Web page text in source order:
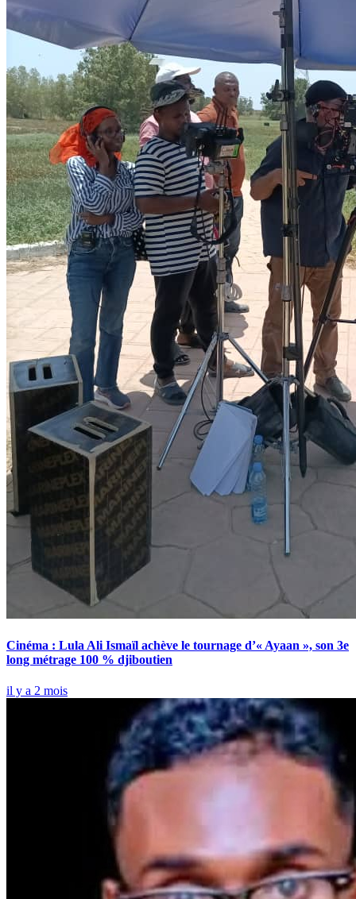
Cinéma : Lula Ali Ismaïl achève le tournage d’« Ayaan », son 3e
long métrage 100 % djiboutien
il y a 2 mois